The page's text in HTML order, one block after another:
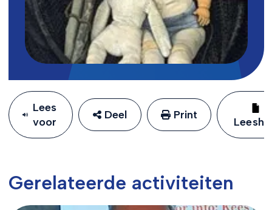
Lees
voor
Deel Print
Gerelateerde activiteiten